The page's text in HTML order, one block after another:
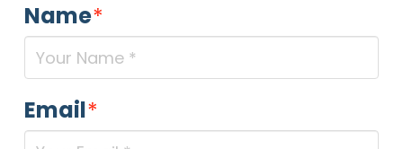
Name*
Email*